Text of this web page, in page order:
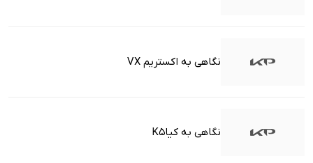
نگاهی به اکستریم VX
نگاهی به کیاK5